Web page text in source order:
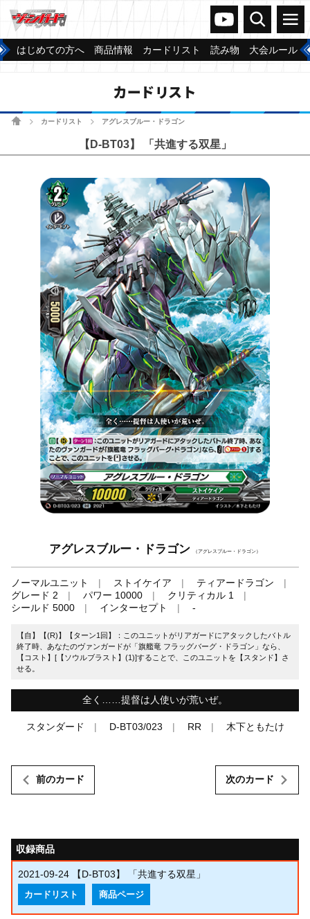
ヴァンガードch
検索 メニュー
はじめての方へ 商品情報 カードリスト 読み物 大会ルール
カードリスト
ホームカードリスト アグレスブルー・ドラゴン
【D-BT03】 「共進する双星」
アグレスブルー・ドラゴン （アグレスブルー・ドラゴン）
ノーマルユニット ストイケイア
ティアードラゴン
グレード 2
パワー 10000
クリティカル 1
シールド 5000
インターセプト -
【自】【(R)】【ターン1回】：このユニットがリアガードにアタックしたバトル
終了時、あなたのヴァンガードが「旗艦竜 フラッグバーグ・ドラゴン」なら、
【コスト】[【ソウルブラスト】(1)]することで、このユニットを【スタンド】さ
せる。
全く……提督は人使いが荒いぜ。
スタンダード D-BT03/023 RR 木下ともたけ
前のカード 次のカード
収録商品
2021-09-24 【D-BT03】 「共進する双星」
カードリスト 商品ページ